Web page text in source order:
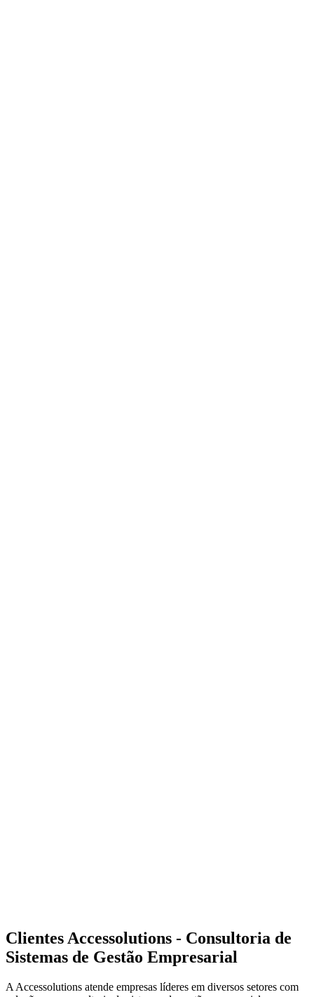
Clientes Accessolutions - Consultoria de
Sistemas de Gestão Empresarial
A Accessolutions atende empresas líderes em diversos setores com